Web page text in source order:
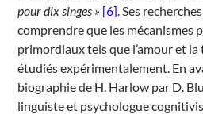
pour dix singes » [6] . Ses
comprendre que les mécanismes
primordiaux tels que l’amour et
étudiés expérimentalement. En
biographie de H. Harlow par D.
linguiste et psychologue